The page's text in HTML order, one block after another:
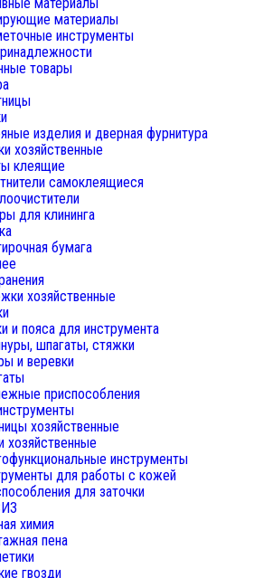
материалы
инструменты
товары
изделия и дверная фурнитура
хозяйственные
клеящие
самоклеящиеся
для клининга
бумага
хозяйственные
и пояса для инструмента
шпагаты, стяжки
и веревки
приспособления
хозяйственные
хозяйственные
инструменты
для работы с кожей
для заточки
химия
пена
гвозди